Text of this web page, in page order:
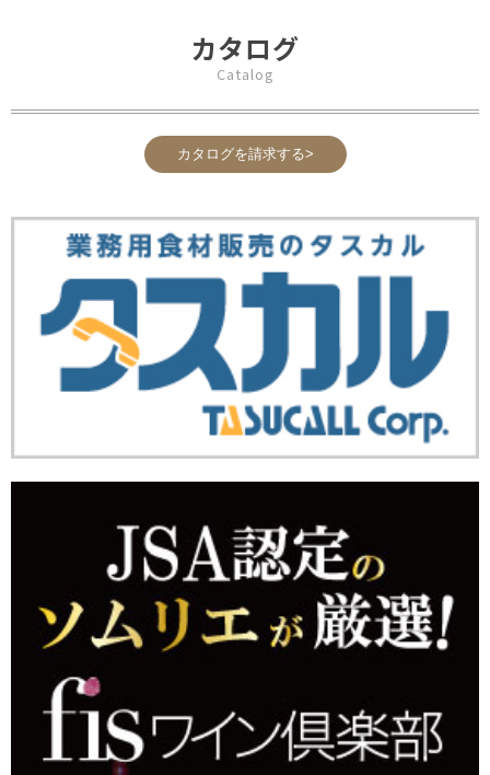
カタログ
Catalog
カタログを請求する>